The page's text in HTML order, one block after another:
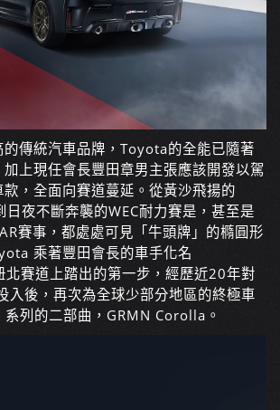
傳統汽車品牌，Toyota的全能已隨著
上現任會長豐田章男主張應該開發以駕
，全面向賽道蔓延。從黃沙飛揚的
日夜不斷奔襲的WEC耐力賽是，甚至是
賽事，都處處可見「牛頭牌」的橢圓形
乘著豐田會長的車手化名
北賽道上踏出的第一步，經歷近20年對
入後，再次為全球少部分地區的終極車
列的二部曲，GRMN Corolla。